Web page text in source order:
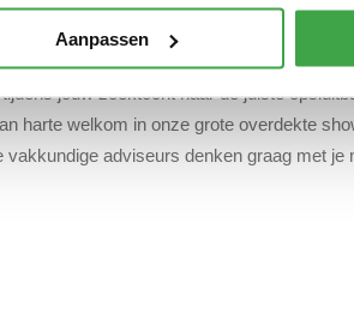
Aanpassen
en opsluitbanden en vertellen jou
jouw zoektocht naar de juiste
harte welkom in onze grote overdekte
adviseurs denken graag met je